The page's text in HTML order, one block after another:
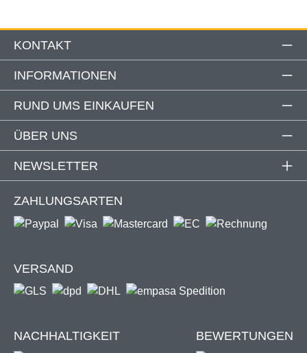
KONTAKT
INFORMATIONEN
RUND UMS EINKAUFEN
ÜBER UNS
NEWSLETTER
ZAHLUNGSARTEN
VERSAND
NACHHALTIGKEIT BEWERTUNGEN